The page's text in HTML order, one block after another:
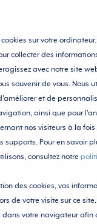
sur votre ordinateur.
collecter des
avec notre site
souvenir de vous. Nous
et de
ainsi que pour
nos visiteurs à la fois
supports. Pour en savoir
consultez notre
des cookies, vos
de votre visite sur ce
dans votre navigateur afin
AttriX
c'est profiter d'un
stimulant et contribuer